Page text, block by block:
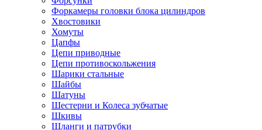
Форкамеры головки блока цилиндров
Хвостовики
Хомуты
Цапфы
Цепи приводные
Цепи противоскольжения
Шарики стальные
Шайбы
Шатуны
Шестерни и Колеса зубчатые
Шкивы
Шланги и патрубки